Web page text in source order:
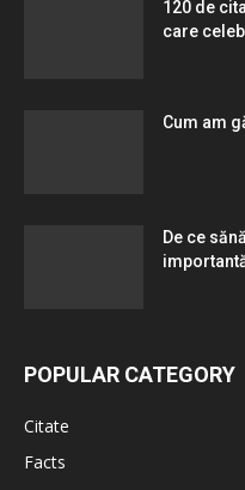
120 de
care
Cum am
De ce
POPULAR CATEGORY
Citate
Facts